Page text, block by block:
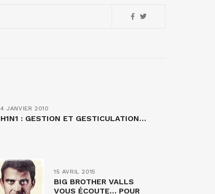
4 JANVIER 2010
H1N1 : GESTION ET GESTICULATION…
15 AVRIL 2015
BIG BROTHER VALLS
VOUS ÉCOUTE… POUR